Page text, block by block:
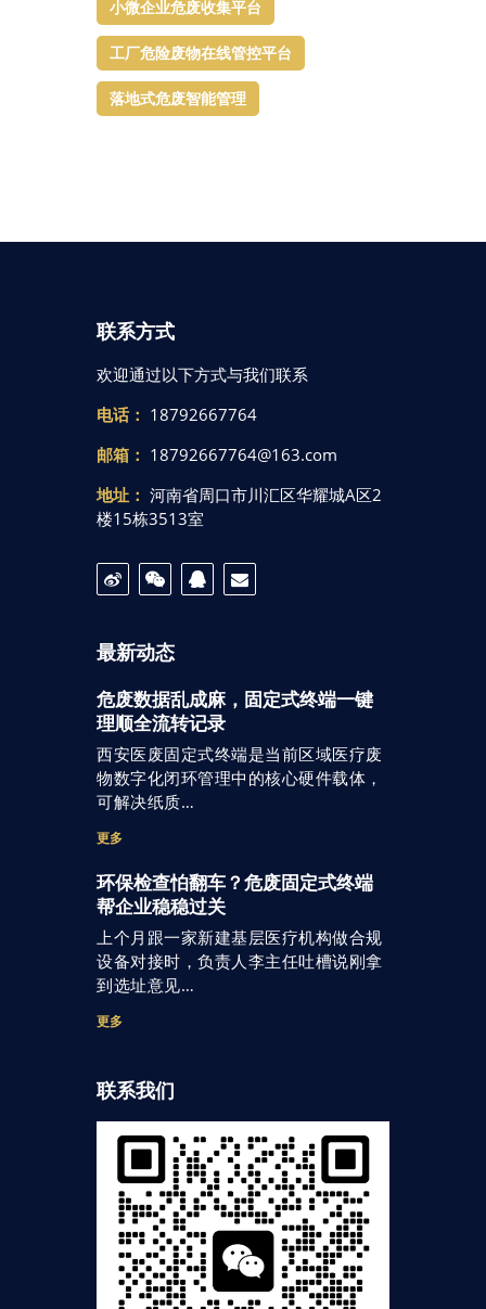
小微企业危废收集平台
工厂危险废物在线管控平台
落地式危废智能管理
联系方式
欢迎通过以下方式与我们联系
电话： 18792667764
邮箱： 18792667764@163.com
地址： 河南省周口市川汇区华耀城A区2
楼15栋3513室
最新动态
危废数据乱成麻，固定式终端一键
理顺全流转记录
西安医废固定式终端是当前区域医疗废
物数字化闭环管理中的核心硬件载体，
可解决纸质…
更多
环保检查怕翻车？危废固定式终端
帮企业稳稳过关
上个月跟一家新建基层医疗机构做合规
设备对接时，负责人李主任吐槽说刚拿
到选址意见…
更多
联系我们